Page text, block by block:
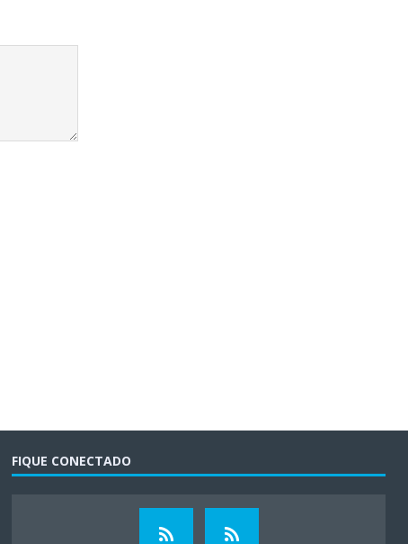
FIQUE CONECTADO